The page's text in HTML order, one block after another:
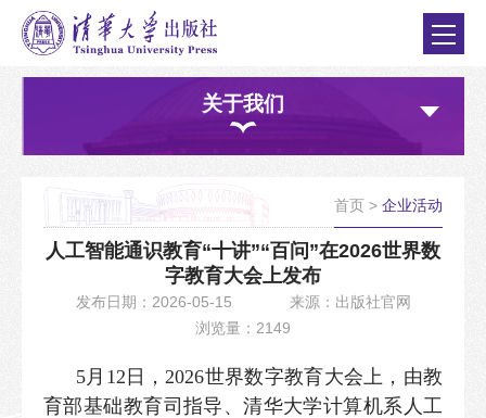
关于我们
首页 > 企业活动
人工智能通识教育“十讲”“百问”在2026世界数
字教育大会上发布
发布日期：2026-05-15
来源：出版社官网
浏览量：2149
5月12日，2026世界数字教育大会上，由教
育部基础教育司指导、清华大学计算机系人工